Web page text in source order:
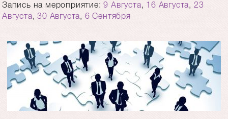
Запись на мероприятие:9 Августа, 16 Августа, 23
Августа,30 Августа, 6 Сентября